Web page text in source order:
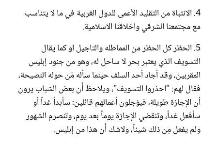
4. الانتباة من التقليد الأعمى للدول الغربية في ما لا يتناسب
مع مجتمعنا الشرقي واخلاقنا الاسلامية.
5. الحظر كل الحظر من المماطله والتاجيل او كما يقال
التسويف الذي يعتبر بحر لا ساحل له، وهو من جنود إبليس
المقربين، وقد أجاد أحد السلف حينما سأله مَن حوله النصيحة،
فقال لهم: "احذروا التسويف"، ويلاحظ أَن بعض الشباب يرون
أن الإجازة طويلة، فيؤجلون أعمالهم قائلين: سأبدأ غداً أو
سأفعل غداً، وتنقضي الإجازة يوماً بعد يوم، وتنصرم الشهور
ولم يفعل مِن ذلك شيئاً، ولاشك أَن هذا من إبليس.